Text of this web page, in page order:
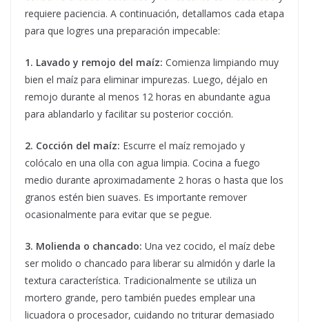
requiere paciencia. A continuación, detallamos cada etapa
para que logres una preparación impecable:
1. Lavado y remojo del maíz: Comienza limpiando muy
bien el maíz para eliminar impurezas. Luego, déjalo en
remojo durante al menos 12 horas en abundante agua
para ablandarlo y facilitar su posterior cocción.
2. Cocción del maíz: Escurre el maíz remojado y
colócalo en una olla con agua limpia. Cocina a fuego
medio durante aproximadamente 2 horas o hasta que los
granos estén bien suaves. Es importante remover
ocasionalmente para evitar que se pegue.
3. Molienda o chancado: Una vez cocido, el maíz debe
ser molido o chancado para liberar su almidón y darle la
textura característica. Tradicionalmente se utiliza un
mortero grande, pero también puedes emplear una
licuadora o procesador, cuidando no triturar demasiado